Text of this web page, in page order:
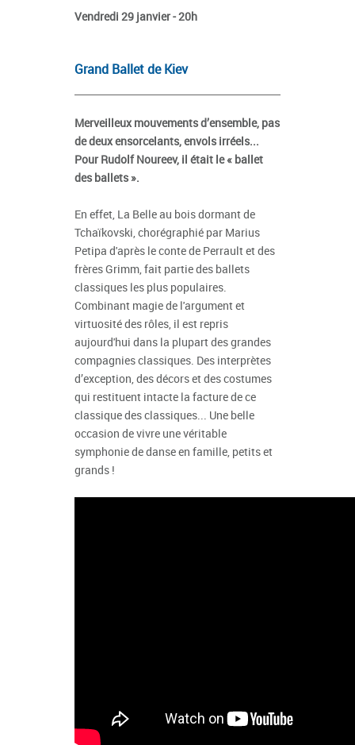
Vendredi 29 janvier - 20h
Grand Ballet de Kiev
Merveilleux mouvements d’ensemble, pas
de deux ensorcelants, envols irréels...
Pour Rudolf Noureev, il était le « ballet
des ballets ».
En effet, La Belle au bois dormant de
Tchaïkovski, chorégraphié par Marius
Petipa d'après le conte de Perrault et des
frères Grimm, fait partie des ballets
classiques les plus populaires.
Combinant magie de l'argument et
virtuosité des rôles, il est repris
aujourd'hui dans la plupart des grandes
compagnies classiques. Des interprètes
d’exception, des décors et des costumes
qui restituent intacte la facture de ce
classique des classiques... Une belle
occasion de vivre une véritable
symphonie de danse en famille, petits et
grands !